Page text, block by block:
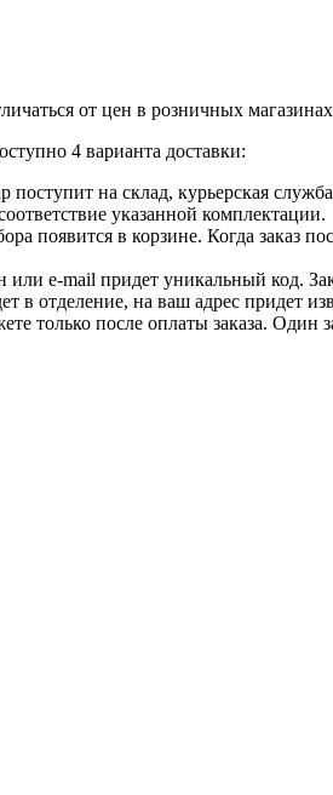
от цен в розничных магазинах
4 варианта доставки:
поступит на склад, курьерская
указанной комплектации.
появится в корзине. Когда заказ
или e-mail придет уникальный код.
в отделение, на ваш адрес
только после оплаты заказа.